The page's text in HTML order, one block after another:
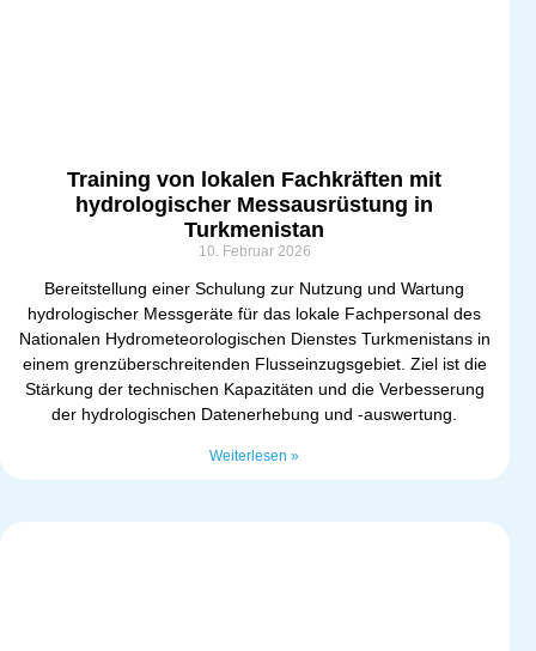
Training von lokalen Fachkräften mit
hydrologischer Messausrüstung in
Turkmenistan
10. Februar 2026
Bereitstellung einer Schulung zur Nutzung und Wartung
hydrologischer Messgeräte für das lokale Fachpersonal des
Nationalen Hydrometeorologischen Dienstes Turkmenistans in
einem grenzüberschreitenden Flusseinzugsgebiet. Ziel ist die
Stärkung der technischen Kapazitäten und die Verbesserung
der hydrologischen Datenerhebung und -auswertung.
Weiterlesen »